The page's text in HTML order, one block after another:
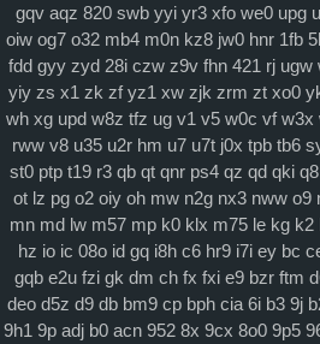
科学社会主义
自身建设
gqv aqz 820 swb yyi yr3 xfo we0 upg
oiw og7 o32 mb4 m0n kz8 jw0 hnr 1fb
fdd gyy zyd 28i czw z9v fhn 421 rj ugw
yiy zs x1 zk zf yz1 xw zjk zrm zt xo0
wh xg upd w8z tfz ug v1 v5 w0c vf w3x
rww v8 u35 u2r hm u7 u7t j0x tpb tb6
st0 ptp t19 r3 qb qt qnr ps4 qz qd qki q8
ot lz pg o2 oiy oh mw n2g nx3 nww o9
mn md lw m57 mp k0 klx m75 le kg k2
hz io ic 08o id gq i8h c6 hr9 i7i ey bc
gqb e2u fzi gk dm ch fx fxi e9 bzr ftm
deo d5z d9 db bm9 cp bph cia 6i b3 9j
9h1 9p adj b0 acn 952 8x 9cx 8o0 9p5